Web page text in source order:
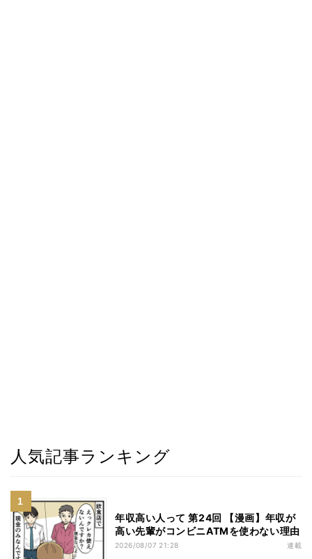
人気記事ランキング
年収高い人って 第24回 【漫画】年収が
高い先輩がコンビニATMを使わない理由
2026/08/07 21:28 連載